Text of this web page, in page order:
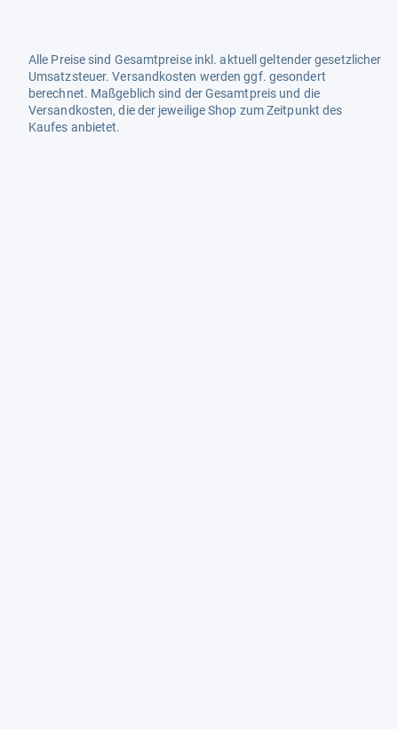
Alle Preise sind Gesamtpreise inkl. aktuell geltender gesetzlicher
Umsatzsteuer. Versandkosten werden ggf. gesondert
berechnet. Maßgeblich sind der Gesamtpreis und die
Versandkosten, die der jeweilige Shop zum Zeitpunkt des
Kaufes anbietet.